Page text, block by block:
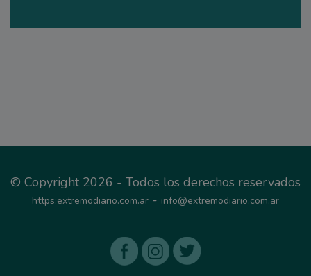
© Copyright 2026 - Todos los derechos reservados
https:extremodiario.com.ar - info@extremodiario.com.ar